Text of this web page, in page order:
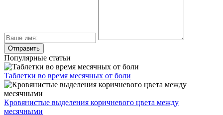
Популярные статьи
Таблетки во время месячных от боли
Кровянистые выделения коричневого цвета между
месячными